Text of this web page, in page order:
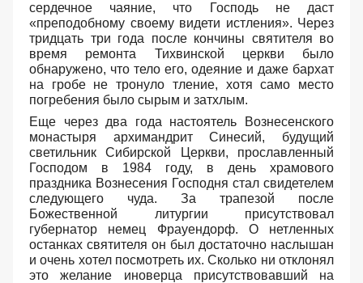
сердечное чаяние, что Господь не даст
«преподобному своему видети истления». Через
тридцать три года после кончины святителя во
время ремонта Тихвинской церкви было
обнаружено, что тело его, одеяние и даже бархат
на гробе не тронуло тление, хотя само место
погребения было сырым и затхлым.
Еще через два года настоятель Вознесенского
монастыря архимандрит Синесий, будущий
светильник Сибирской Церкви, прославленный
Господом в 1984 году, в день храмового
праздника Вознесения Господня стал свидетелем
следующего чуда. За трапезой после
Божественной литургии присутствовал
губернатор немец Фрауендорф. О нетленных
останках святителя он был достаточно наслышан
и очень хотел посмотреть их. Сколько ни отклонял
это желание иноверца присутствовавший на